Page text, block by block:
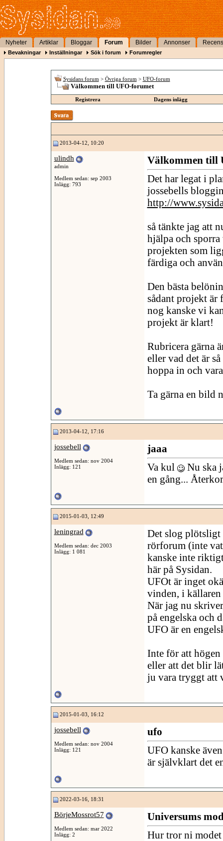
Nyheter Artiklar Bloggar Forum Bilder Annonser
Bevakningar Inställningar Sök i forum Forumregler
Sysidans forum > Övriga forum > UFO-forum
Välkommen till UFO-forumet
Registrera Dagens inlägg
2013-04-12, 10:20
ulindh
admin
Medlem sedan: sep 2003
Inlägg: 793
Välkommen till
Det har legat i
jossebells
http://
så tänkte jag att
hjälpa och
projekten som
färdiga och
Den bästa
sådant projekt är
nog kanske vi
projekt är klart!
Rubricera gärna
eller vad det är
hoppa in och
Ta gärna en bild
2013-04-12, 17:16
jossebell
Medlem sedan: nov 2004
Inlägg: 121
jaaa
Va kul
Nu ska
en gång...
2015-01-03, 12:49
leningrad
Medlem sedan: dec 2003
Inlägg: 1 081
Det slog
rörforum (inte
kanske inte
här på Sysidan.
UFOt är inget
vinden, i källaren
När jag nu
på engelska och
UFO är en
Inte för att
eller att det blir
ju vara tryggt att
2015-01-03, 16:12
jossebell
Medlem sedan: nov 2004
Inlägg: 121
ufo
UFO kanske
är självklart det
2022-03-16, 18:31
BörjeMossrot57
Medlem sedan: mar 2022
Inlägg: 2
Universums
Hur tror ni